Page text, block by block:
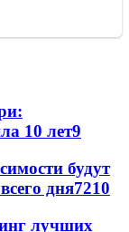
10 лет9
будут
дня7210
лучших